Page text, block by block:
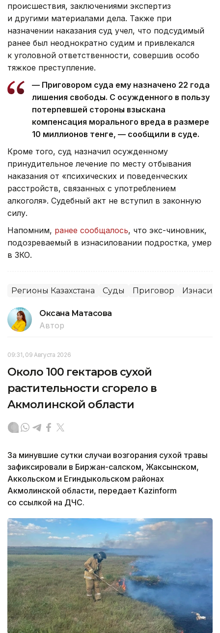
происшествия, заключениями экспертиз
и другими материалами дела. Также при
назначении наказания суд учел, что подсудимый
ранее был неоднократно судим и привлекался
к уголовной ответственности, совершив особо
тяжкое преступление.
— Приговором суда ему назначено 22 года
лишения свободы. С осужденного в пользу
потерпевшей стороны взыскана
компенсация морального вреда в размере
10 миллионов тенге, — сообщили в суде.
Кроме того, суд назначил осужденному
принудительное лечение по месту отбывания
наказания от «психических и поведенческих
расстройств, связанных с употреблением
алкоголя». Судебный акт не вступил в законную
силу.
Напомним, ранее сообщалось, что экс-чиновник,
подозреваемый в изнасиловании подростка, умер
в ЗКО.
Регионы Казахстана Суды Приговор
Оксана Матасова
Автор
09:31, 09 Августа 2026
Около 100 гектаров сухой
растительности сгорело в
Акмолинской области
За минувшие сутки случаи возгорания сухой травы
зафиксировали в Биржан-салском, Жаксынском,
Аккольском и Егиндыкольском районах
Акмолинской области, передает Kazinform
со ссылкой на ДЧС.